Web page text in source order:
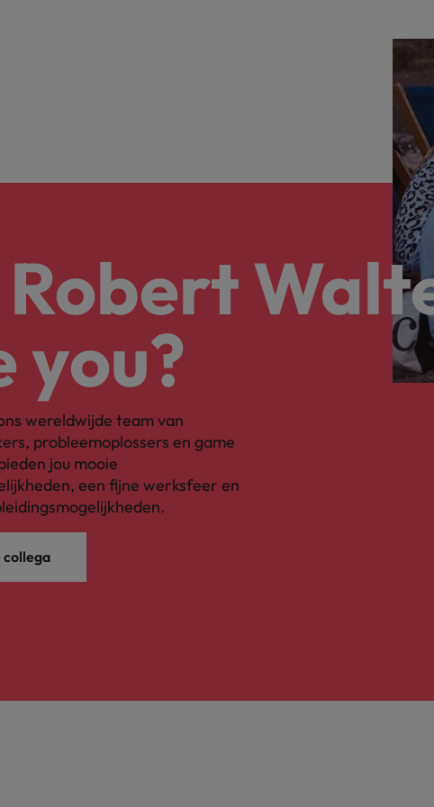
you?
wereldwijde team van
probleemoplossers en game
jou mooie
een fijne werksfeer en
collega